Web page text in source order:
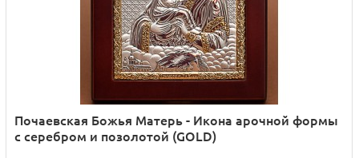
Почаевская Божья Матерь - Икона арочной формы
с серебром и позолотой (GOLD)